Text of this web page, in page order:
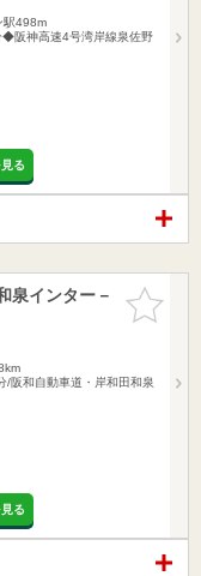
駅498m
◆阪神高速4号湾岸線泉佐野
る
お気に入
りに追加
泉インター－
/阪和自動車道・岸和田和泉
る